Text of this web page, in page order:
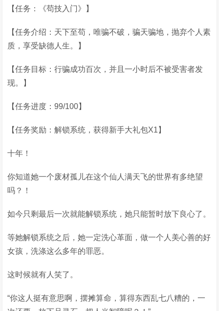
【任务：《苟技入门》】
【任务介绍：天下至苟，唯骗不破，骗天骗地，抛弃个人素
质，享受缺德人生。】
【任务目标：行骗成功百次，并且一小时后不被受害者发
现。】
【任务进度：99/100】
【任务奖励：解锁系统，获得新手大礼包X1】
十年！
你知道她一个废材孤儿在这个仙人满天飞的世界有多绝望
吗？！
如今只剩最后一次就能解锁系统，她只能暂时放下良心了。
等她解锁系统之后，她一定洗心革面，做一个人美心善的好
女孩，洗涤这么多年的罪恶。
这时候就有人笑了。
“你这人挺有意思啊，摆摊算命，算得东西乱七八糟的，一